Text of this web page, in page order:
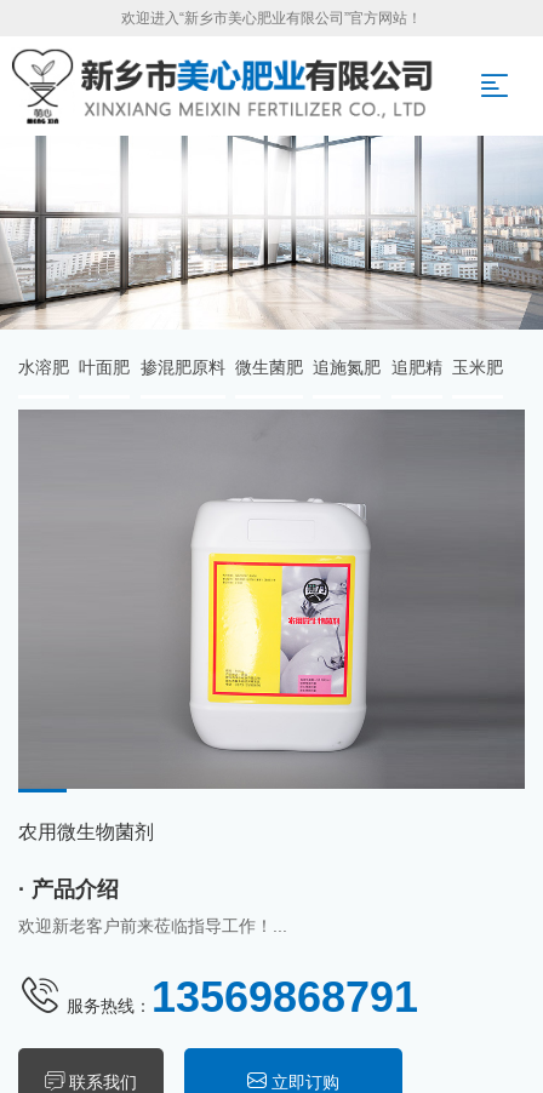
欢迎进入“新乡市美心肥业有限公司”官方网站！
水溶肥 叶面肥 掺混肥原料 微生菌肥 追施氮肥 追肥精 玉米肥
农用微生物菌剂
· 产品介绍
欢迎新老客户前来莅临指导工作！...
服务热线： 13569868791
联系我们 立即订购